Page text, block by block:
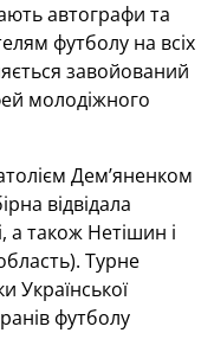
автографи та
футболу на всіх
завойований
молодіжного
Дем’яненком
відвідала
також Нетішин і
Турне
Української
футболу